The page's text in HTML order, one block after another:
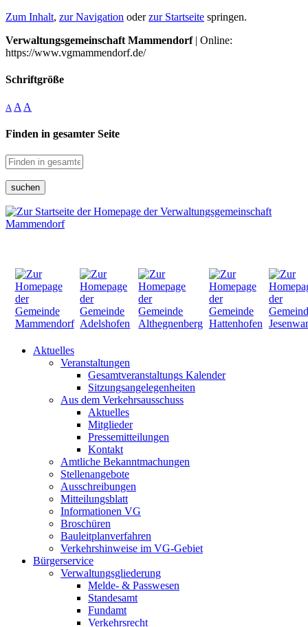
Zum Inhalt, zur Navigation oderzur Startseite springen.
Verwaltungsgemeinschaft Mammendorf| Online:
https://www.vgmammendorf.de/
Schriftgröße
A A A
Finden in gesamter Seite
suchen
Aktuelles
Veranstaltungen
Gesamtveranstaltungs Kalender
Sitzungsangelegenheiten
Aus dem Verkehrsausschuss
Aktuelles
Mitglieder
Pressemitteilungen
Kontakt
Amtliche Bekanntmachungen
Stellenangebote
Ausschreibungen
Mitteilungsblatt
Informationen VG
Broschüren
Bauleitplanverfahren
Verkehrshinweise im VG-Gebiet
Bürgerservice
Verwaltungsgliederung
Melde- & Passwesen
Standesamt
Fundamt
Verkehrsrecht